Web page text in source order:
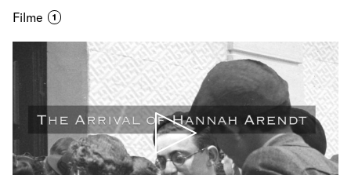
Filme 1